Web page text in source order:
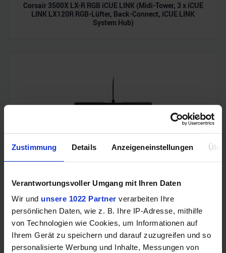
Zustimmung Details Anzeigeneinstellungen
Verantwortungsvoller Umgang mit Ihren Daten
Wir und unsere 1022 Partner verarbeiten Ihre
persönlichen Daten, wie z. B. Ihre IP-Adresse, mithilfe
von Technologien wie Cookies, um Informationen auf
Ihrem Gerät zu speichern und darauf zuzugreifen und so
personalisierte Werbung und Inhalte, Messungen von
Corsair 3500X LX-R RGB iCUE LINK (Midi-Tower, 3 x iCUE
LINK LX120R RGB-Lüfter, Back-Connect, iCUE LINK
System Hub)
Glorious GMMK 3 (65%, Glorious Fox MX Linear 50M,
prelubed, Gehäuse schallgedämmt, Drehregler, "GPBT